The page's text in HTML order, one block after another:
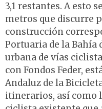
3,1 restantes. A esto
metros que discurre
construcción
Portuaria de la Bahía
urbana de vías
con Fondos Feder,
Andaluz de la
itinerarios, así como